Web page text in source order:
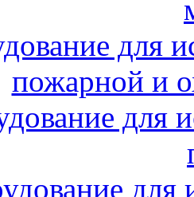
для
пожарной и
для
для